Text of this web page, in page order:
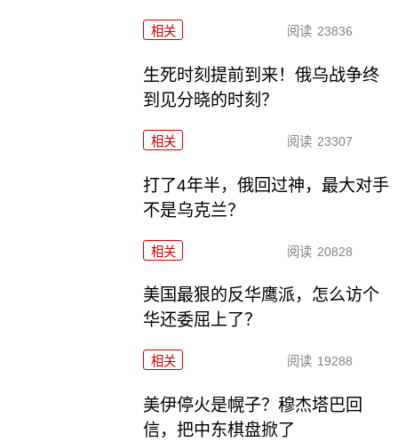
相关 阅读 23836
生死时刻提前到来！俄乌战争终
到见分晓的时刻？
相关 阅读 23307
打了4年半，俄回过神，最大对手
不是乌克兰？
相关 阅读 20828
美国最狠的反华鹰派，怎么访个
华还委屈上了？
相关 阅读 19288
美伊停火是幌子？穆杰塔巴回
信，把中东棋盘掀了